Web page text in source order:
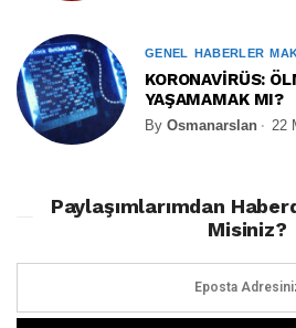
GENEL HABERLER
KORONAVİRÜS:
YAŞAMAMAK MI?
By Osmanarslan 22
Paylaşımlarımdan
Misiniz?